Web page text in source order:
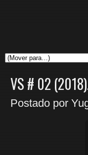
VS # 02
Postado por